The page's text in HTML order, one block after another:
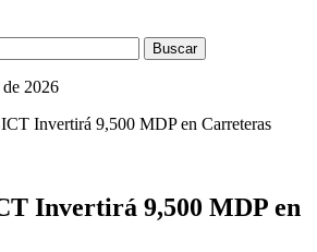
2026
Invertirá 9,500 MDP en Carreteras
Invertirá 9,500 MDP en